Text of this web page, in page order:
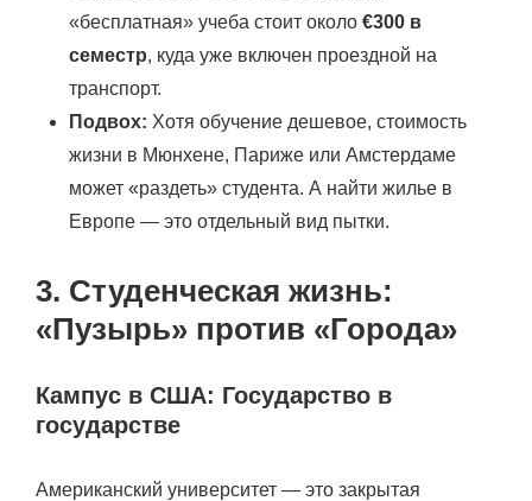
«бесплатная» учеба стоит около €300 в
семестр, куда уже включен проездной на
транспорт.
Подвох: Хотя обучение дешевое, стоимость
жизни в Мюнхене, Париже или Амстердаме
может «раздеть» студента. А найти жилье в
Европе — это отдельный вид пытки.
3. Студенческая жизнь:
«Пузырь» против «Города»
Кампус в США: Государство в
государстве
Американский университет — это закрытая